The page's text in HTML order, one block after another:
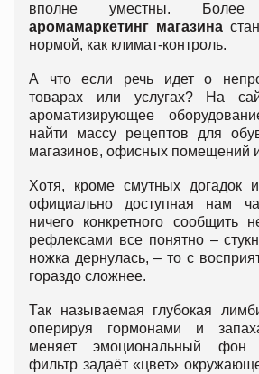
вполне уместны.
аромамаркетинг магазина
нормой, как климат-контроль.
А что если речь идет о
товарах или услугах? На
ароматизирующее
найти массу рецептов для
магазинов, офисных помещений
Хотя, кроме смутных догадок
официально доступная нам
ничего конкретного сообщить
рефлексами все понятно –
ножка дернулась, – то с
гораздо сложнее.
Так называемая глубокая
оперируя гормонами и
меняет эмоциональный фон
фильтр задаёт «цвет»